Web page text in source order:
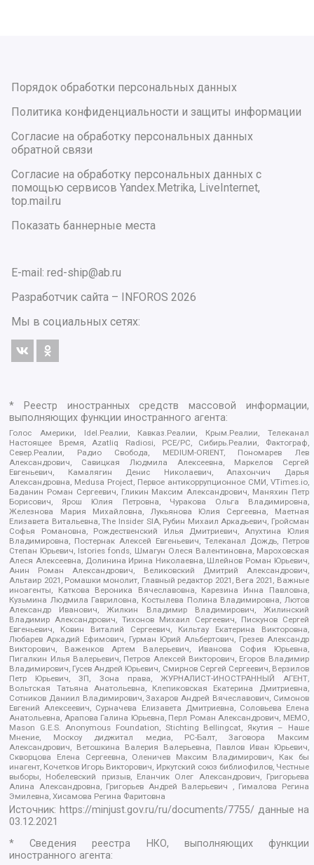
Порядок обработки персональных данных
Политика конфиденциальности и защиты информации
Согласие на обработку персональных данных
обратной связи
Согласие на обработку персональных данных с
помощью сервисов Yandex.Metrika, LiveInternet,
top.mail.ru
Показать баннерные места
E-mail: red-ship@ab.ru
Разработчик сайта –
INFOROS 2026
Мы в социальных сетях:
* Реестр иностранных средств массовой информации,
выполняющих функции иностранного агента:
Голос Америки, Idel.Реалии, Кавказ.Реалии, Крым.Реалии, Телеканал
Настоящее Время, Azatliq Radiosi, PCE/PC, Сибирь.Реалии, Фактограф,
Север.Реалии, Радио Свобода, MEDIUM-ORIENT, Пономарев Лев
Александрович, Савицкая Людмила Алексеевна, Маркелов Сергей
Евгеньевич, Камалягин Денис Николаевич, Апахончич Дарья
Александровна, Medusa Project, Первое антикоррупционное СМИ, VTimes.io,
Баданин Роман Сергеевич, Гликин Максим Александрович, Маняхин Петр
Борисович, Ярош Юлия Петровна, Чуракова Ольга Владимировна,
Железнова Мария Михайловна, Лукьянова Юлия Сергеевна, Маетная
Елизавета Витальевна, The Insider SIA, Рубин Михаил Аркадьевич, Гройсман
Софья Романовна, Рождественский Илья Дмитриевич, Апухтина Юлия
Владимировна, Постернак Алексей Евгеньевич, Телеканал Дождь, Петров
Степан Юрьевич, Istories fonds, Шмагун Олеся Валентиновна, Мароховская
Алеся Алексеевна, Долинина Ирина Николаевна, Шлейнов Роман Юрьевич,
Анин Роман Александрович, Великовский Дмитрий Александрович,
Альтаир 2021, Ромашки монолит, Главный редактор 2021, Вега 2021, Важные
иноагенты, Каткова Вероника Вячеславовна, Карезина Инна Павловна,
Кузьмина Людмила Гавриловна, Костылева Полина Владимировна, Лютов
Александр Иванович, Жилкин Владимир Владимирович, Жилинский
Владимир Александрович, Тихонов Михаил Сергеевич, Пискунов Сергей
Евгеньевич, Ковин Виталий Сергеевич, Кильтау Екатерина Викторовна,
Любарев Аркадий Ефимович, Гурман Юрий Альбертович, Грезев Александр
Викторович, Важенков Артем Валерьевич, Иванова София Юрьевна,
Пигалкин Илья Валерьевич, Петров Алексей Викторович, Егоров Владимир
Владимирович, Гусев Андрей Юрьевич, Смирнов Сергей Сергеевич, Верзилов
Петр Юрьевич, ЗП, Зона права, ЖУРНАЛИСТ-ИНОСТРАННЫЙ АГЕНТ,
Вольтская Татьяна Анатольевна, Клепиковская Екатерина Дмитриевна,
Сотников Даниил Владимирович, Захаров Андрей Вячеславович, Симонов
Евгений Алексеевич, Сурначева Елизавета Дмитриевна, Соловьева Елена
Анатольевна, Арапова Галина Юрьевна, Перл Роман Александрович, МЕМО,
Mason G.E.S. Anonymous Foundation, Stichting Bellingcat, Якутия – Наше
Мнение, Москоу диджитал медиа, РС-Балт, Заговора Максим
Александрович, Ветошкина Валерия Валерьевна, Павлов Иван Юрьевич,
Скворцова Елена Сергеевна, Оленичев Максим Владимирович, Как бы
инагент, Кочетков Игорь Викторович, Иркутский союз библиофилов, Честные
выборы, Нобелевский призыв, Еланчик Олег Александрович, Григорьева
Алина Александровна, Григорьев Андрей Валерьевич , Гималова Регина
Эмилевна, Хисамова Регина Фаритовна
Источник: https://minjust.gov.ru/ru/documents/7755/ данные на
03.12.2021
* Сведения реестра НКО, выполняющих функции
иностранного агента: